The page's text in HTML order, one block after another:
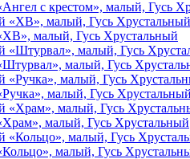
с крестом», малый, Гусь
малый, Гусь Хрустальный
малый, Гусь
малый, Гусь Хрустальный
малый, Гусь Хрустальный
малый, Гусь